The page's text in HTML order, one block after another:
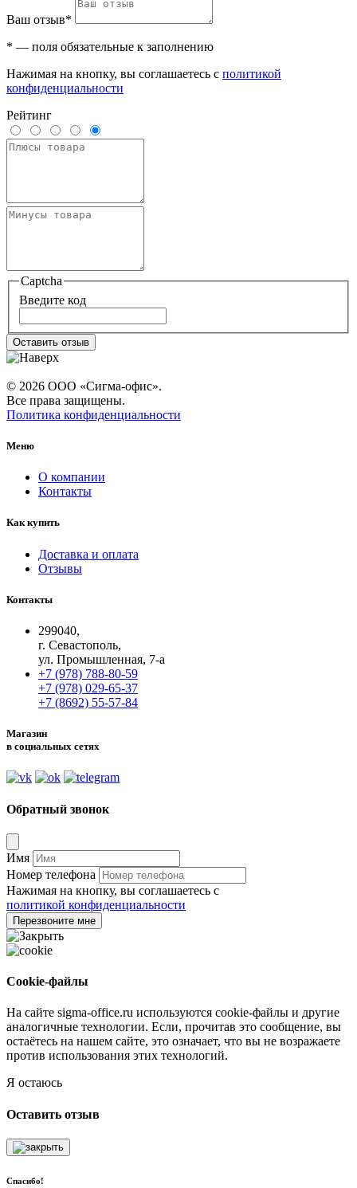
Ваш отзыв*
* — поля обязательные к заполнению
Нажимая на кнопку, вы соглашаетесь с политикой
конфиденциальности
Рейтинг
Captcha
Введите код
Оставить отзыв
© 2026 ООО «Сигма-офис».
Все права защищены.
Политика конфиденциальности
Меню
О компании
Контакты
Как купить
Доставка и оплата
Отзывы
Контакты
299040,
г. Севастополь,
ул. Промышленная, 7-а
+7 (978) 788-80-59
+7 (978) 029-65-37
+7 (8692) 55-57-84
Магазин
в социальных сетях
Обратный звонок
Имя
Номер телефона
Нажимая на кнопку, вы соглашаетесь с
политикой конфиденциальности
Перезвоните мне
Cookie-файлы
На сайте sigma-office.ru используются cookie-файлы и другие
аналогичные технологии. Если, прочитав это сообщение, вы
остаётесь на нашем сайте, это означает, что вы не возражаете
против использования этих технологий.
Я остаюсь
Оставить отзыв
Спасибо!